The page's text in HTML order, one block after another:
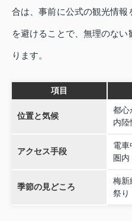
合は、事前に公式の観光情
を避けることで、無理のな
ります。
項目
位置と気候
都心
内陸
アクセス手段
電車
圏内
季節の見どころ
梅新
祭り